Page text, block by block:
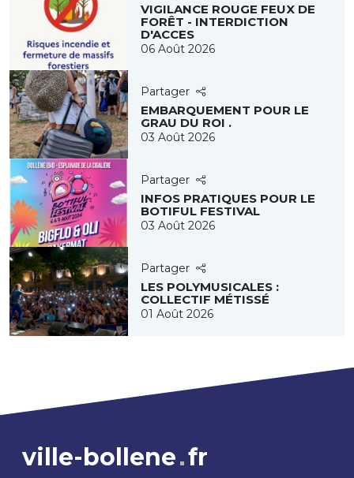
VIGILANCE ROUGE FEUX DE
FORÊT - INTERDICTION
D'ACCES
06 Août 2026
Partager
EMBARQUEMENT POUR LE
GRAU DU ROI .
03 Août 2026
Partager
INFOS PRATIQUES POUR LE
BOTIFUL FESTIVAL
03 Août 2026
Partager
LES POLYMUSICALES :
COLLECTIF MÉTISSÉ
01 Août 2026
ville-bollene fr